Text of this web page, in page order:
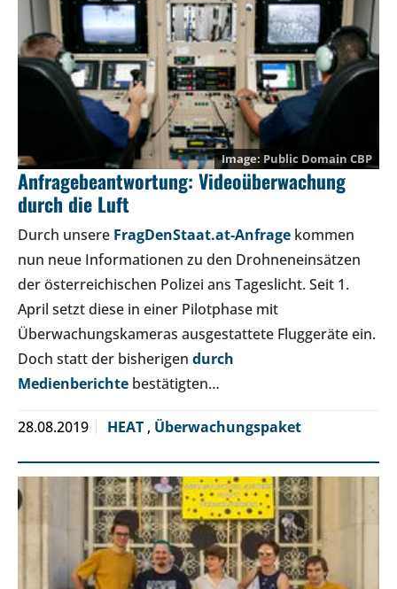
Public Domain CBP
Anfragebeantwortung: Videoüberwachung
durch die Luft
Durch unsere FragDenStaat.at-Anfrage kommen
nun neue Informationen zu den Drohneneinsätzen
der österreichischen Polizei ans Tageslicht. Seit 1.
April setzt diese in einer Pilotphase mit
Überwachungskameras ausgestattete Fluggeräte ein.
Doch statt der bisherigen durch
Medienberichte bestätigten…
28.08.2019 HEAT , Überwachungspaket